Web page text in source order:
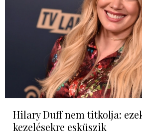
Hilary Duff nem titkolja:
kezelésekre esküszik